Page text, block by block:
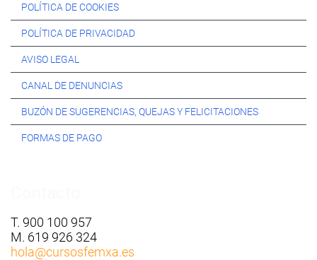
POLÍTICA DE COOKIES
POLÍTICA DE PRIVACIDAD
AVISO LEGAL
CANAL DE DENUNCIAS
BUZÓN DE SUGERENCIAS, QUEJAS Y FELICITACIONES
FORMAS DE PAGO
T. 900 100 957
M. 619 926 324
hola@cursosfemxa.es